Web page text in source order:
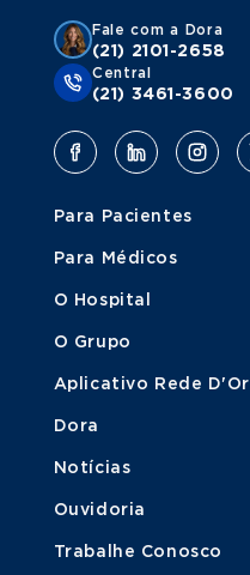
Fale com a Dora
(21) 2101-2658
Central
(21) 3461-3600
Para Pacientes
Para Médicos
O Hospital
O Grupo
Aplicativo Rede D'Or
Dora
Notícias
Ouvidoria
Trabalhe Conosco